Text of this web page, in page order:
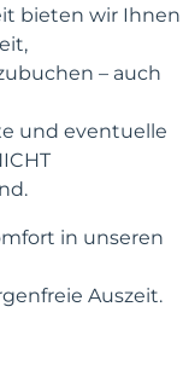
bieten wir Ihnen
– auch
und eventuelle
in unseren
Auszeit.